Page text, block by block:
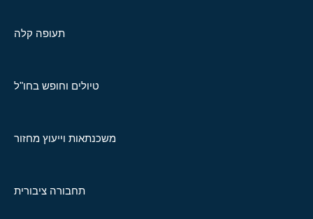
תעופה קלה
טיולים וחופש בחו"ל
משכנתאות וייעוץ מחזור
תחבורה ציבורית